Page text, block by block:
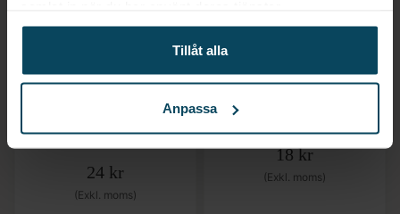
Tillåt alla
Anpassa
Anima
Tumblerglas 04 Willy
24 kr
(Exkl. moms)
Anima
Tumblerglas Conic
18kr
(Exkl. moms)